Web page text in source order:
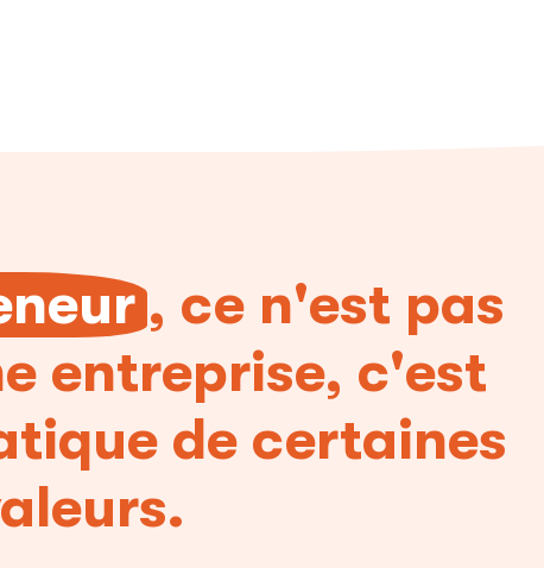
, ce n'est pas
entreprise, c'est
de certaines